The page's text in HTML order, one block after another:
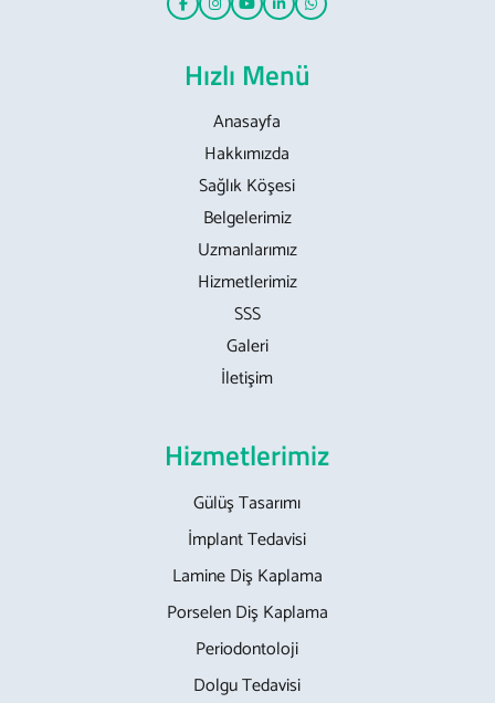
Hızlı Menü
Anasayfa
Hakkımızda
Sağlık Köşesi
Belgelerimiz
Uzmanlarımız
Hizmetlerimiz
SSS
Galeri
İletişim
Hizmetlerimiz
Gülüş Tasarımı
İmplant Tedavisi
Lamine Diş Kaplama
Porselen Diş Kaplama
Periodontoloji
Dolgu Tedavisi